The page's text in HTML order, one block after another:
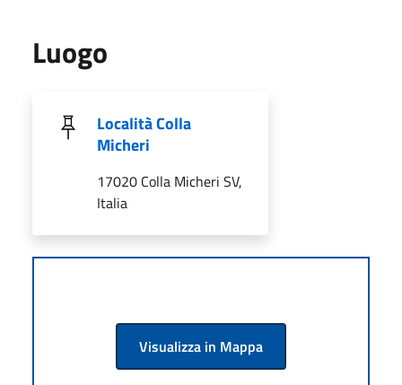
Luogo
Località Colla
Micheri
17020 Colla Micheri SV,
Italia
Visualizza in Mappa